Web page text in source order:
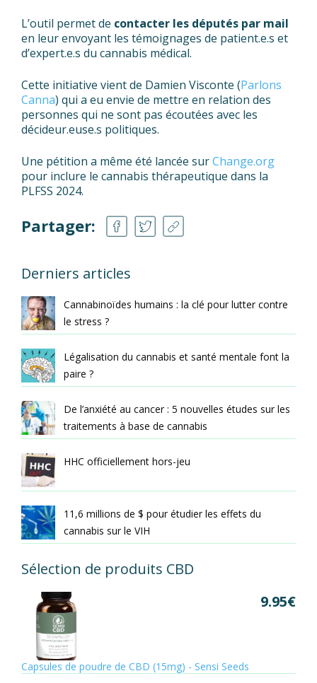
Derniers articles
Cannabinoïdes humains : la clé pour lutter contre
le stress ?
Légalisation du cannabis et santé mentale font la
paire ?
De l’anxiété au cancer : 5 nouvelles études sur les
traitements à base de cannabis
HHC officiellement hors-jeu
11,6 millions de $ pour étudier les effets du
cannabis sur le VIH
Sélection de produits CBD
Capsules de poudre de CBD (15mg) - Sensi Seeds
9.95€
L’outil permet de contacter les députés par mail
en leur envoyant les témoignages de patient.e.s et
d’expert.e.s du cannabis médical.
Cette initiative vient de Damien Visconte (Parlons
Canna) qui a eu envie de mettre en relation des
personnes qui ne sont pas écoutées avec les
décideur.euse.s politiques.
Une pétition a même été lancée surChange.org
pour inclure le cannabis thérapeutique dans la
PLFSS 2024.
Partager: